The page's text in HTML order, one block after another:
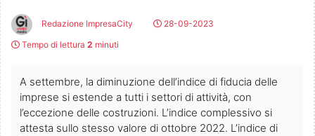
Redazione ImpresaCity
28-09-2023
Tempo di lettura 2 minuti
A settembre, la diminuzione dell’indice di fiducia delle
imprese si estende a tutti i settori di attività, con
l’eccezione delle costruzioni. L’indice complessivo si
attesta sullo stesso valore di ottobre 2022. L’indice di